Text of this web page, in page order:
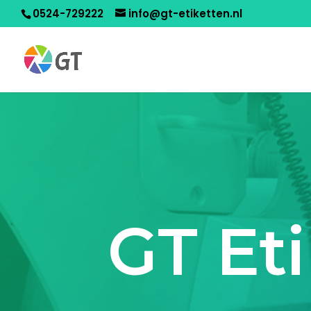
0524-729222 info@gt-etiketten.nl
GT